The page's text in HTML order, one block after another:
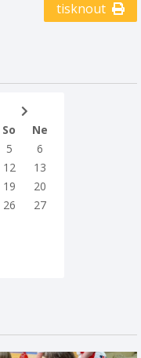
7. 2025 John
LOVE Pátek 4. 7.
tisknout
So
Ne
5
6
12
13
19
20
26
27